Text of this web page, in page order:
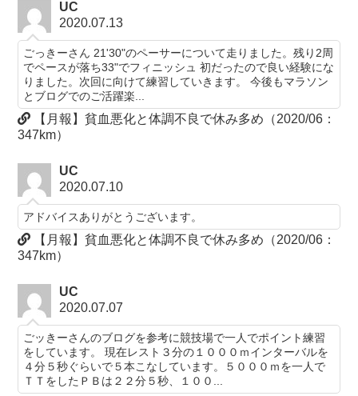
UC
2020.07.13
ごっきーさん 21'30"のペーサーについて走りました。残り2周
でペースが落ち33"でフィニッシュ 初だったので良い経験にな
りました。次回に向けて練習していきます。 今後もマラソン
とブログでのご活躍楽...
【月報】貧血悪化と体調不良で休み多め（2020/06：
347km）
UC
2020.07.10
アドバイスありがとうございます。
【月報】貧血悪化と体調不良で休み多め（2020/06：
347km）
UC
2020.07.07
ごッきーさんのブログを参考に競技場で一人でポイント練習
をしています。 現在レスト３分の１０００ｍインターバルを
４分５秒ぐらいで５本こなしています。５０００ｍを一人で
ＴＴをしたＰＢは２２分５秒、１００...